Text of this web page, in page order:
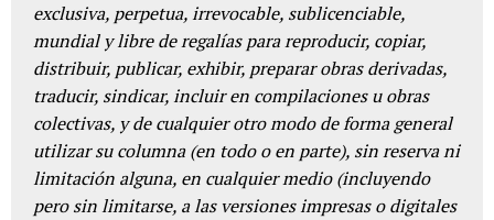
exclusiva, perpetua, irrevocable, sublicenciable,
mundial y libre de regalías para reproducir, copiar,
distribuir, publicar, exhibir, preparar obras derivadas,
traducir, sindicar, incluir en compilaciones u obras
colectivas, y de cualquier otro modo de forma general
utilizar su columna (en todo o en parte), sin reserva ni
limitación alguna, en cualquier medio (incluyendo
pero sin limitarse, a las versiones impresas o digitales